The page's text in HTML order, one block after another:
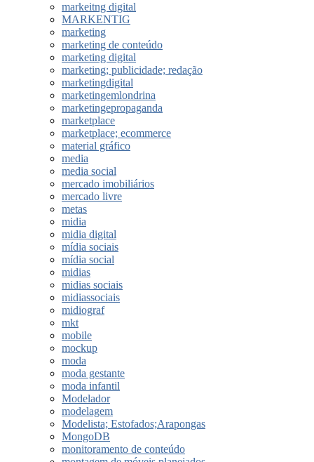
markeitng digital
MARKENTIG
marketing
marketing de conteúdo
marketing digital
marketing; publicidade; redação
marketingdigital
marketingemlondrina
marketingepropaganda
marketplace
marketplace; ecommerce
material gráfico
media
media social
mercado imobiliários
mercado livre
metas
midia
midia digital
mídia sociais
mídia social
midias
midias sociais
midiassociais
midiograf
mkt
mobile
mockup
moda
moda gestante
moda infantil
Modelador
modelagem
Modelista; Estofados;Arapongas
MongoDB
monitoramento de conteúdo